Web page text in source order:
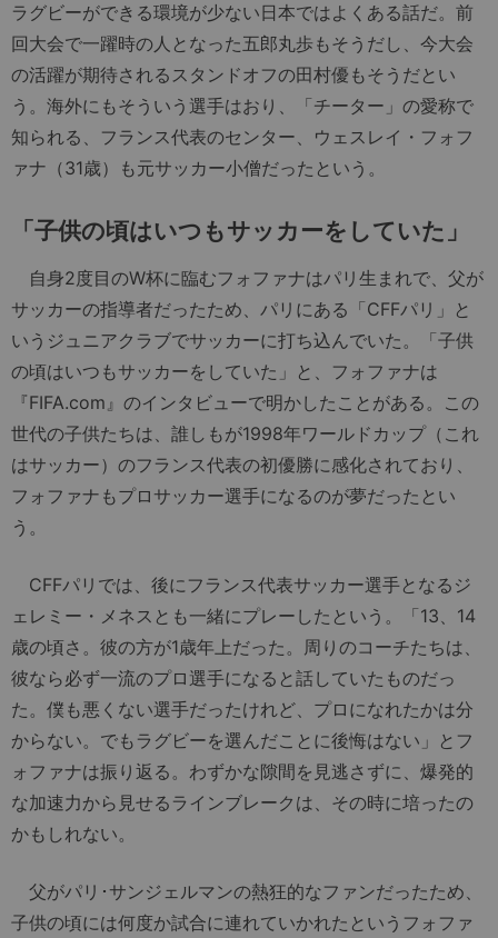
ラグビーができる環境が少ない日本ではよくある話だ。前
回大会で一躍時の人となった五郎丸歩もそうだし、今大会
の活躍が期待されるスタンドオフの田村優もそうだとい
う。海外にもそういう選手はおり、「チーター」の愛称で
知られる、フランス代表のセンター、ウェスレイ・フォフ
ァナ（31歳）も元サッカー小僧だったという。
「子供の頃はいつもサッカーをしていた」
自身2度目のW杯に臨むフォファナはパリ生まれで、父が
サッカーの指導者だったため、パリにある「CFFパリ」と
いうジュニアクラブでサッカーに打ち込んでいた。「子供
の頃はいつもサッカーをしていた」と、フォファナは
『FIFA.com』のインタビューで明かしたことがある。この
世代の子供たちは、誰しもが1998年ワールドカップ（これ
はサッカー）のフランス代表の初優勝に感化されており、
フォファナもプロサッカー選手になるのが夢だったとい
う。
CFFパリでは、後にフランス代表サッカー選手となるジ
ェレミー・メネスとも一緒にプレーしたという。「13、14
歳の頃さ。彼の方が1歳年上だった。周りのコーチたちは、
彼なら必ず一流のプロ選手になると話していたものだっ
た。僕も悪くない選手だったけれど、プロになれたかは分
からない。でもラグビーを選んだことに後悔はない」とフ
ォファナは振り返る。わずかな隙間を見逃さずに、爆発的
な加速力から見せるラインブレークは、その時に培ったの
かもしれない。
父がパリ･サンジェルマンの熱狂的なファンだったため、
子供の頃には何度か試合に連れていかれたというフォファ